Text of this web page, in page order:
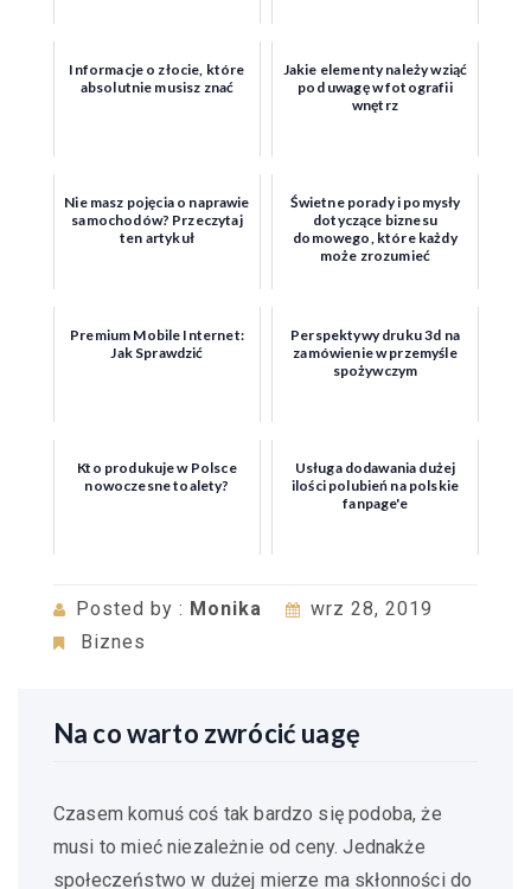
Informacje o złocie, które
absolutnie musisz znać
Jakie elementy należy wziąć
pod uwagę w fotografii
wnętrz
Nie masz pojęcia o naprawie
samochodów? Przeczytaj
ten artykuł
Świetne porady i pomysły
dotyczące biznesu
domowego, które każdy
może zrozumieć
Premium Mobile Internet:
Jak Sprawdzić
Perspektywy druku 3d na
zamówienie w przemyśle
spożywczym
Kto produkuje w Polsce
nowoczesne toalety?
Usługa dodawania dużej
ilości polubień na polskie
fanpage'e
Posted by : Monika
wrz 28, 2019
Biznes
Na co warto zwrócić uagę
Czasem komuś coś tak bardzo się podoba, że
musi to mieć niezależnie od ceny. Jednakże
społeczeństwo w dużej mierze ma skłonności do